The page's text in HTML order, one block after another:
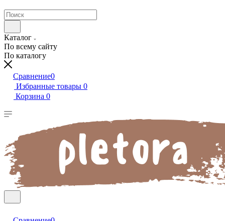
Каталог
По всему сайту
По каталогу
Сравнение0
Избранные товары 0
Корзина 0